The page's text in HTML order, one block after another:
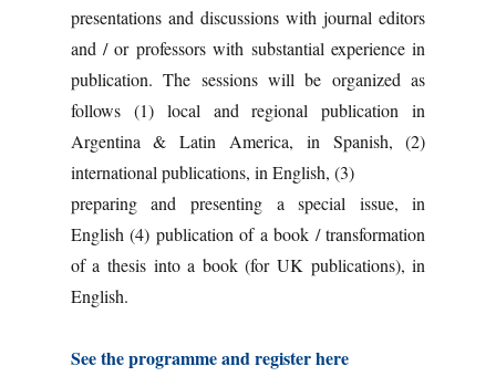
presentations and discussions with journal editors
and / or professors with substantial experience in
publication. The sessions will be organized as
follows (1) local and regional publication in
Argentina & Latin America, in Spanish, (2)
international publications, in English, (3)
preparing and presenting a special issue, in
English (4) publication of a book / transformation
of a thesis into a book (for UK publications), in
English.
See the programme and register here